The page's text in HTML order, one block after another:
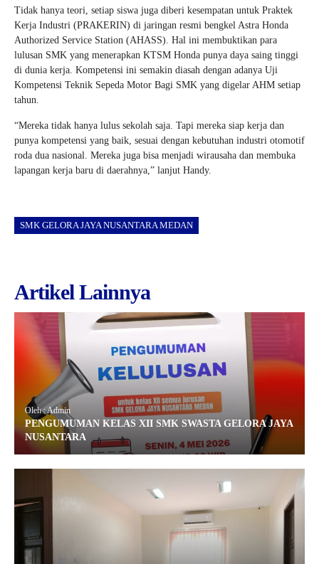
Tidak hanya teori, setiap siswa juga diberi kesempatan untuk Praktek
Kerja Industri (PRAKERIN) di jaringan resmi bengkel Astra Honda
Authorized Service Station (AHASS). Hal ini membuktikan para
lulusan SMK yang menerapkan KTSM Honda punya daya saing tinggi
di dunia kerja. Kompetensi ini semakin diasah dengan adanya Uji
Kompetensi Teknik Sepeda Motor Bagi SMK yang digelar AHM setiap
tahun.
“Mereka tidak hanya lulus sekolah saja. Tapi mereka siap kerja dan
punya kompetensi yang baik, sesuai dengan kebutuhan industri otomotif
roda dua nasional. Mereka juga bisa menjadi wirausaha dan membuka
lapangan kerja baru di daerahnya,” lanjut Handy.
SMK GELORA JAYA NUSANTARA MEDAN
Artikel Lainnya
Oleh : Admin
PENGUMUMAN KELAS XII SMK SWASTA GELORA JAYA
NUSANTARA